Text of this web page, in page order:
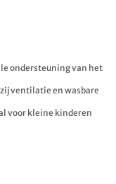
ondersteuning van het
ventilatie en wasbare
voor kleine kinderen